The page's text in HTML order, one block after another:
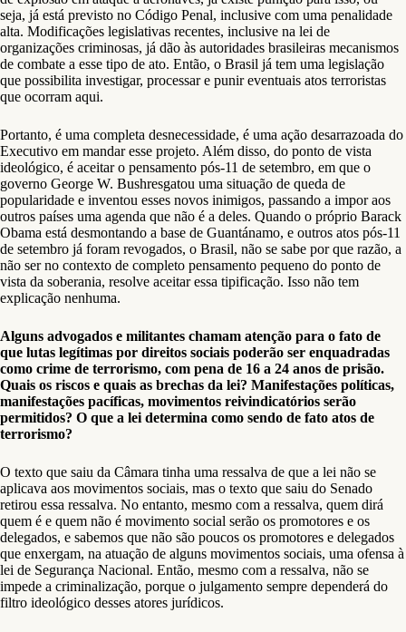
seja, já está previsto no Código Penal, inclusive com uma penalidade
alta. Modificações legislativas recentes, inclusive na lei de
organizações criminosas, já dão às autoridades brasileiras mecanismos
de combate a esse tipo de ato. Então, o Brasil já tem uma legislação
que possibilita investigar, processar e punir eventuais atos terroristas
que ocorram aqui.
Portanto, é uma completa desnecessidade, é uma ação desarrazoada do
Executivo em mandar esse projeto. Além disso, do ponto de vista
ideológico, é aceitar o pensamento pós-11 de setembro, em que o
governo George W. Bushresgatou uma situação de queda de
popularidade e inventou esses novos inimigos, passando a impor aos
outros países uma agenda que não é a deles. Quando o próprio Barack
Obama está desmontando a base de Guantánamo, e outros atos pós-11
de setembro já foram revogados, o Brasil, não se sabe por que razão, a
não ser no contexto de completo pensamento pequeno do ponto de
vista da soberania, resolve aceitar essa tipificação. Isso não tem
explicação nenhuma.
Alguns advogados e militantes chamam atenção para o fato de
que lutas legítimas por direitos sociais poderão ser enquadradas
como crime de terrorismo, com pena de 16 a 24 anos de prisão.
Quais os riscos e quais as brechas da lei? Manifestações políticas,
manifestações pacíficas, movimentos reivindicatórios serão
permitidos? O que a lei determina como sendo de fato atos de
terrorismo?
O texto que saiu da Câmara tinha uma ressalva de que a lei não se
aplicava aos movimentos sociais, mas o texto que saiu do Senado
retirou essa ressalva. No entanto, mesmo com a ressalva, quem dirá
quem é e quem não é movimento social serão os promotores e os
delegados, e sabemos que não são poucos os promotores e delegados
que enxergam, na atuação de alguns movimentos sociais, uma ofensa à
lei de Segurança Nacional. Então, mesmo com a ressalva, não se
impede a criminalização, porque o julgamento sempre dependerá do
filtro ideológico desses atores jurídicos.